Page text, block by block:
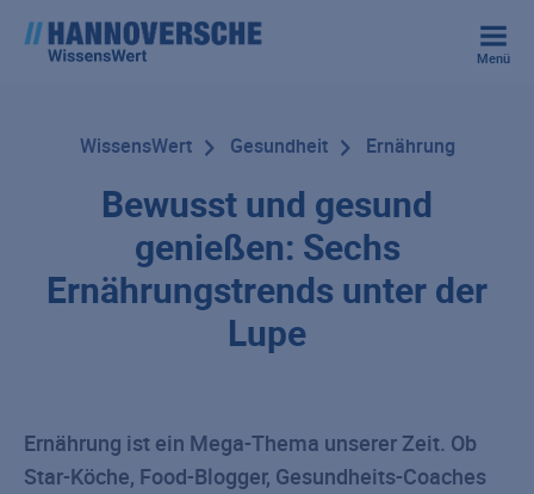
Menü
WissensWert Gesundheit Ernährung
Bewusst und gesund
genießen: Sechs
Ernährungstrends unter der
Lupe
Ernährung ist ein Mega-Thema unserer Zeit. Ob
Star-Köche, Food-Blogger, Gesundheits-Coaches